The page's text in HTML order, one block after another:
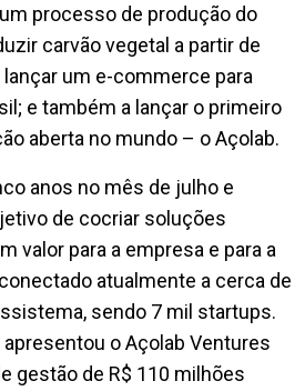
processo de produção do
carvão vegetal a partir de
um e-commerce para
e também a lançar o primeiro
aberta no mundo – o Açolab.
anos no mês de julho e
de cocriar soluções
valor para a empresa e para a
atualmente a cerca de
sendo 7 mil startups.
apresentou o Açolab Ventures
gestão de R$ 110 milhões